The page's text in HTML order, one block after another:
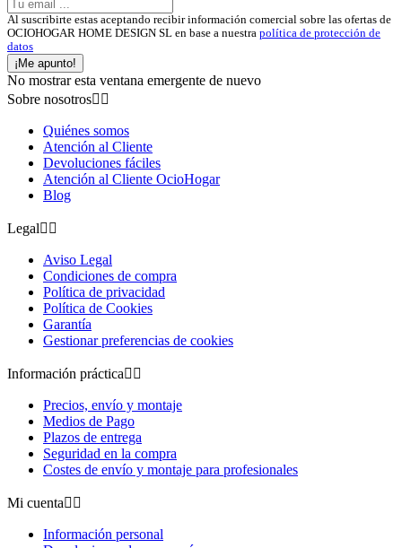
Al suscribirte estas aceptando recibir información comercial sobre las ofertas de
OCIOHOGAR HOME DESIGN SL en base a nuestra política de protección de
datos
¡Me apunto!
No mostrar esta ventana emergente de nuevo
Sobre nosotros 
Quiénes somos
Atención al Cliente
Devoluciones fáciles
Atención al Cliente OcioHogar
Blog
Legal 
Aviso Legal
Condiciones de compra
Política de privacidad
Política de Cookies
Garantía
Gestionar preferencias de cookies
Información práctica 
Precios, envío y montaje
Medios de Pago
Plazos de entrega
Seguridad en la compra
Costes de envío y montaje para profesionales
Mi cuenta 
Información personal